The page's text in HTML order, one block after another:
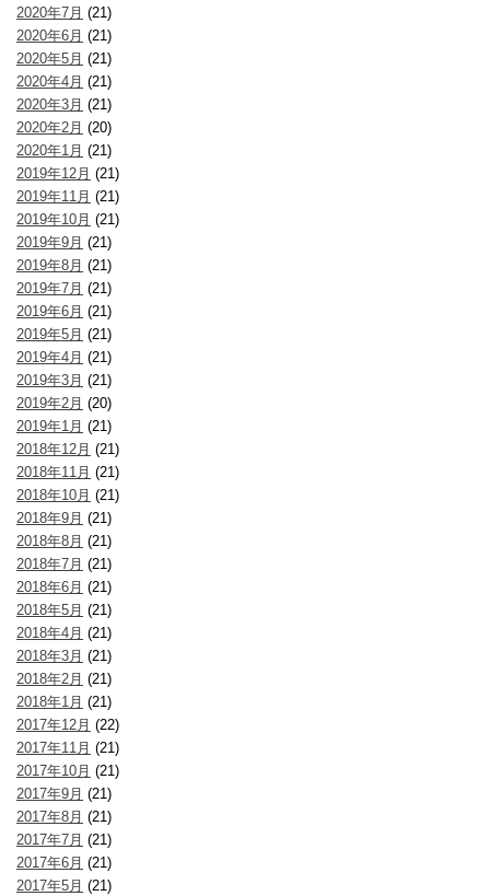
2020年7月 (21)
2020年6月 (21)
2020年5月 (21)
2020年4月 (21)
2020年3月 (21)
2020年2月 (20)
2020年1月 (21)
2019年12月 (21)
2019年11月 (21)
2019年10月 (21)
2019年9月 (21)
2019年8月 (21)
2019年7月 (21)
2019年6月 (21)
2019年5月 (21)
2019年4月 (21)
2019年3月 (21)
2019年2月 (20)
2019年1月 (21)
2018年12月 (21)
2018年11月 (21)
2018年10月 (21)
2018年9月 (21)
2018年8月 (21)
2018年7月 (21)
2018年6月 (21)
2018年5月 (21)
2018年4月 (21)
2018年3月 (21)
2018年2月 (21)
2018年1月 (21)
2017年12月 (22)
2017年11月 (21)
2017年10月 (21)
2017年9月 (21)
2017年8月 (21)
2017年7月 (21)
2017年6月 (21)
2017年5月 (21)